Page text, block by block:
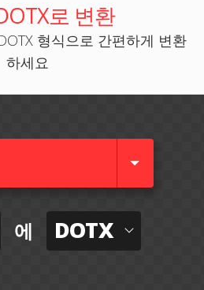
로 변환
형식으로 간편하게 변환
하세요
에 DOTX